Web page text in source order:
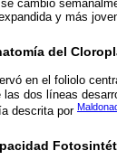
cambió
y más
del
en el foliolo
dos líneas
descrita por